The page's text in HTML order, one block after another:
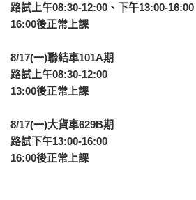
路試上午08:30-12:00、下午13:00-16:00
16:00後正常上課
8/17(一)聯結車101A期
路試上午08:30-12:00
13:00後正常上課
8/17(一)大貨車629B期
路試下午13:00-16:00
16:00後正常上課